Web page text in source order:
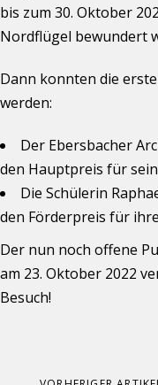
bis zum 30. Oktober
Nordflügel bewundert
Dann konnten die
werden:
Der Ebersbacher
den Hauptpreis für
Die Schülerin
den Förderpreis für
Der nun noch offene
am 23. Oktober 2022
Besuch!